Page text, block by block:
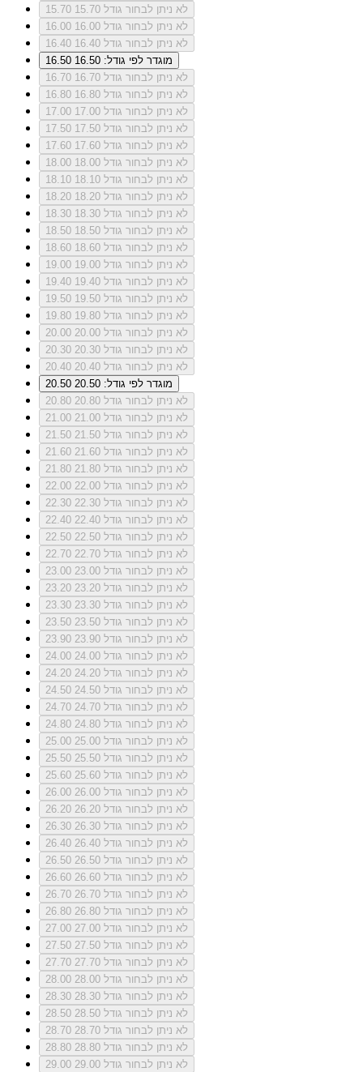
15.70
לא ניתן לבחור גודל 15.70
16.00
לא ניתן לבחור גודל 16.00
16.40
לא ניתן לבחור גודל 16.40
16.50
מוגדר לפי גודל: 16.50
16.70
לא ניתן לבחור גודל 16.70
16.80
לא ניתן לבחור גודל 16.80
17.00
לא ניתן לבחור גודל 17.00
17.50
לא ניתן לבחור גודל 17.50
17.60
לא ניתן לבחור גודל 17.60
18.00
לא ניתן לבחור גודל 18.00
18.10
לא ניתן לבחור גודל 18.10
18.20
לא ניתן לבחור גודל 18.20
18.30
לא ניתן לבחור גודל 18.30
18.50
לא ניתן לבחור גודל 18.50
18.60
לא ניתן לבחור גודל 18.60
19.00
לא ניתן לבחור גודל 19.00
19.40
לא ניתן לבחור גודל 19.40
19.50
לא ניתן לבחור גודל 19.50
19.80
לא ניתן לבחור גודל 19.80
20.00
לא ניתן לבחור גודל 20.00
20.30
לא ניתן לבחור גודל 20.30
20.40
לא ניתן לבחור גודל 20.40
20.50
מוגדר לפי גודל: 20.50
20.80
לא ניתן לבחור גודל 20.80
21.00
לא ניתן לבחור גודל 21.00
21.50
לא ניתן לבחור גודל 21.50
21.60
לא ניתן לבחור גודל 21.60
21.80
לא ניתן לבחור גודל 21.80
22.00
לא ניתן לבחור גודל 22.00
22.30
לא ניתן לבחור גודל 22.30
22.40
לא ניתן לבחור גודל 22.40
22.50
לא ניתן לבחור גודל 22.50
22.70
לא ניתן לבחור גודל 22.70
23.00
לא ניתן לבחור גודל 23.00
23.20
לא ניתן לבחור גודל 23.20
23.30
לא ניתן לבחור גודל 23.30
23.50
לא ניתן לבחור גודל 23.50
23.90
לא ניתן לבחור גודל 23.90
24.00
לא ניתן לבחור גודל 24.00
24.20
לא ניתן לבחור גודל 24.20
24.50
לא ניתן לבחור גודל 24.50
24.70
לא ניתן לבחור גודל 24.70
24.80
לא ניתן לבחור גודל 24.80
25.00
לא ניתן לבחור גודל 25.00
25.50
לא ניתן לבחור גודל 25.50
25.60
לא ניתן לבחור גודל 25.60
26.00
לא ניתן לבחור גודל 26.00
26.20
לא ניתן לבחור גודל 26.20
26.30
לא ניתן לבחור גודל 26.30
26.40
לא ניתן לבחור גודל 26.40
26.50
לא ניתן לבחור גודל 26.50
26.60
לא ניתן לבחור גודל 26.60
26.70
לא ניתן לבחור גודל 26.70
26.80
לא ניתן לבחור גודל 26.80
27.00
לא ניתן לבחור גודל 27.00
27.50
לא ניתן לבחור גודל 27.50
27.70
לא ניתן לבחור גודל 27.70
28.00
לא ניתן לבחור גודל 28.00
28.30
לא ניתן לבחור גודל 28.30
28.50
לא ניתן לבחור גודל 28.50
28.70
לא ניתן לבחור גודל 28.70
28.80
לא ניתן לבחור גודל 28.80
29.00
לא ניתן לבחור גודל 29.00